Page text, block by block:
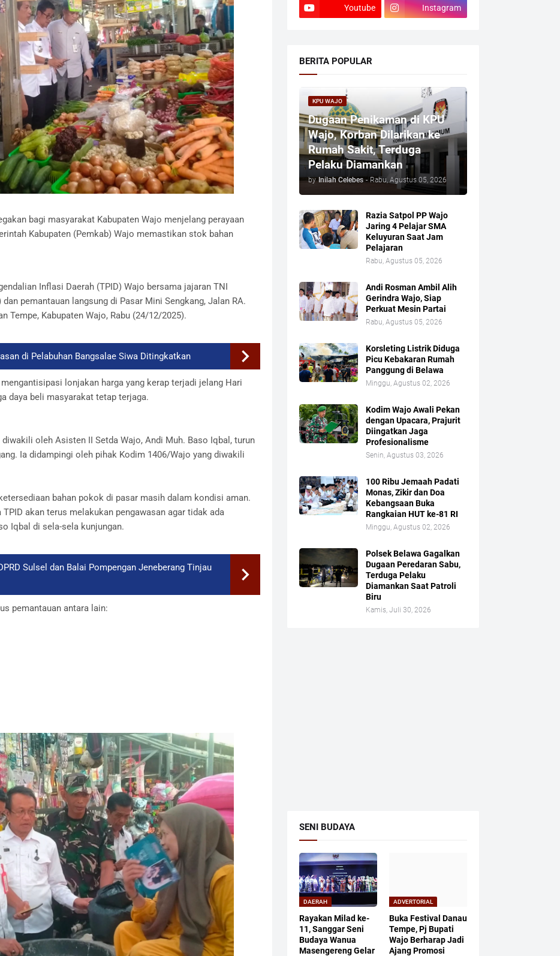
bagi masyarakat Kabupaten Wajo menjelang perayaan
Kabupaten (Pemkab) Wajo memastikan stok bahan
Inflasi Daerah (TPID) Wajo bersama jajaran TNI
pemantauan langsung di Pasar Mini Sengkang, Jalan RA.
Tempe, Kabupaten Wajo, Rabu (24/12/2025).
di Pelabuhan Bangsalae Siwa Ditingkatkan
lonjakan harga yang kerap terjadi jelang Hari
daya beli masyarakat tetap terjaga.
oleh Asisten II Setda Wajo, Andi Muh. Baso Iqbal, turun
Ia didampingi oleh pihak Kodim 1406/Wajo yang diwakili
bahan pokok di pasar masih dalam kondisi aman.
akan terus melakukan pengawasan agar tidak ada
Iqbal di sela-sela kunjungan.
Sulsel dan Balai Pompengan Jeneberang Tinjau
pemantauan antara lain:
Youtube Instagram
BERITA POPULAR
KPU WAJO
Dugaan Penikaman di KPU
Wajo, Korban Dilarikan ke
Rumah Sakit, Terduga
Pelaku Diamankan
by Inilah Celebes - Rabu, Agustus 05, 2026
Razia Satpol PP Wajo
Jaring 4 Pelajar SMA
Keluyuran Saat Jam
Pelajaran
Rabu, Agustus 05, 2026
Andi Rosman Ambil Alih
Gerindra Wajo, Siap
Perkuat Mesin Partai
Rabu, Agustus 05, 2026
Korsleting Listrik Diduga
Picu Kebakaran Rumah
Panggung di Belawa
Minggu, Agustus 02, 2026
Kodim Wajo Awali Pekan
dengan Upacara, Prajurit
Diingatkan Jaga
Profesionalisme
Senin, Agustus 03, 2026
100 Ribu Jemaah Padati
Monas, Zikir dan Doa
Kebangsaan Buka
Rangkaian HUT ke-81 RI
Minggu, Agustus 02, 2026
Polsek Belawa Gagalkan
Dugaan Peredaran Sabu,
Terduga Pelaku
Diamankan Saat Patroli
Biru
Kamis, Juli 30, 2026
SENI BUDAYA
DAERAH
Rayakan Milad ke-
11, Sanggar Seni
Budaya Wanua
Masengereng Gelar
ADVERTORIAL
Buka Festival Danau
Tempe, Pj Bupati
Wajo Berharap Jadi
Ajang Promosi